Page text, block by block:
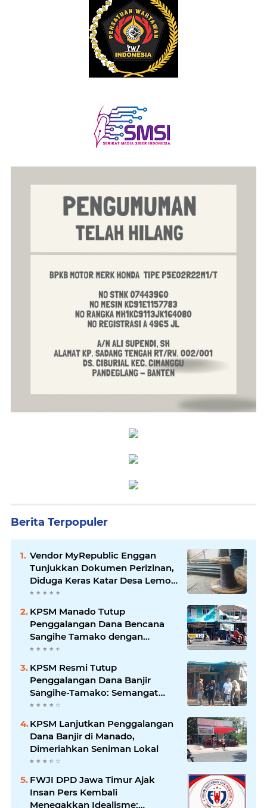
Berita Terpopuler
Vendor MyRepublic Enggan
Tunjukkan Dokumen Perizinan,
Diduga Keras Katar Desa Lemo
Disebut Handle Kordinasi
KPSM Manado Tutup
Penggalangan Dana Bencana
Sangihe Tamako dengan
Semangat Tinggi, Dihadiri
Banyak Seniman Ibu Kota
KPSM Resmi Tutup
Penggalangan Dana Banjir
Sangihe-Tamako: Semangat
Kebersamaan & Solidaritas
Tetap Terjaga
KPSM Lanjutkan Penggalangan
Dana Banjir di Manado,
Dimeriahkan Seniman Lokal
FWJI DPD Jawa Timur Ajak
Insan Pers Kembali
Menegakkan Idealisme: